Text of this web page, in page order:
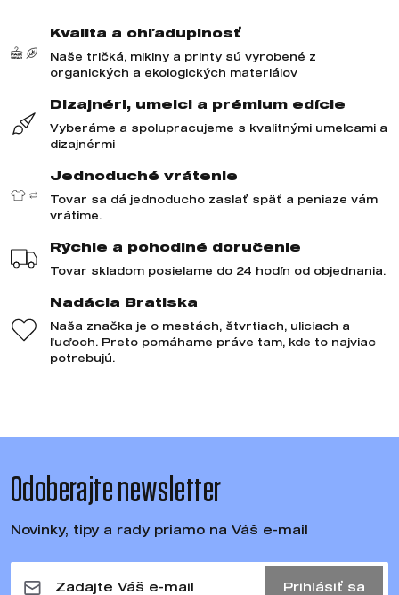
Kvalita a ohľaduplnosť
Naše tričká, mikiny a printy sú vyrobené z
organických a ekologických materiálov
Dizajnéri, umelci a prémium edície
Vyberáme a spolupracujeme s kvalitnými umelcami a
dizajnérmi
Jednoduché vrátenie
Tovar sa dá jednoducho zaslať späť a peniaze vám
vrátime.
Rýchle a pohodlné doručenie
Tovar skladom posielame do 24 hodín od objednania.
Nadácia Bratiska
Naša značka je o mestách, štvrtiach, uliciach a
ľuďoch. Preto pomáhame práve tam, kde to najviac
potrebujú.
Odoberajte newsletter
Novinky, tipy a rady priamo na Váš e-mail
Prihlásiť sa